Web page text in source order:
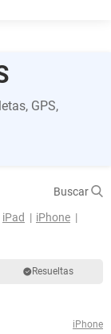
GPS,
Buscar
iPad
iPhone
Resueltas
iPhone